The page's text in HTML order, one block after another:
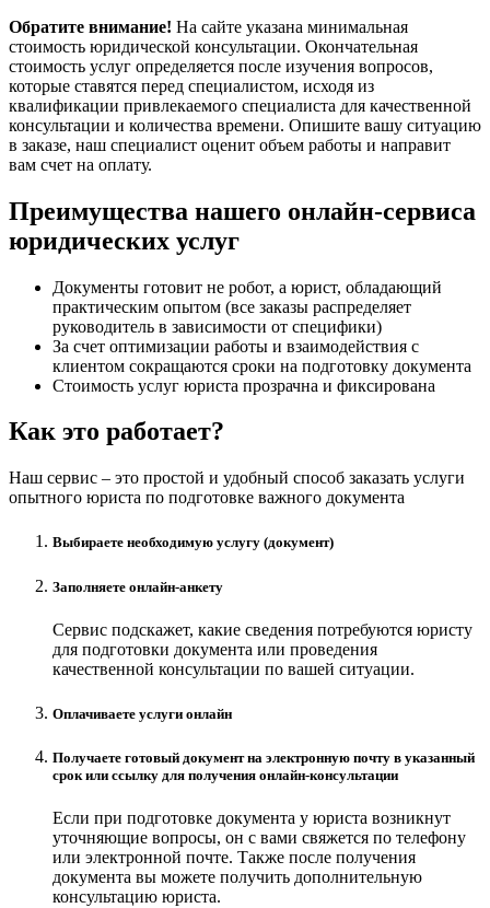
Обратите внимание! На сайте указана минимальная
стоимость юридической консультации. Окончательная
стоимость услуг определяется после изучения вопросов,
которые ставятся перед специалистом, исходя из
квалификации привлекаемого специалиста для качественной
консультации и количества времени. Опишите вашу ситуацию
в заказе, наш специалист оценит объем работы и направит
вам счет на оплату.
Преимущества нашего онлайн-сервиса
юридических услуг
Документы готовит не робот, а юрист, обладающий
практическим опытом (все заказы распределяет
руководитель в зависимости от специфики)
За счет оптимизации работы и взаимодействия с
клиентом сокращаются сроки на подготовку документа
Стоимость услуг юриста прозрачна и фиксирована
Как это работает?
Наш сервис – это простой и удобный способ заказать услуги
опытного юриста по подготовке важного документа
Выбираете необходимую услугу (документ)
Заполняете онлайн-анкету
Сервис подскажет, какие сведения потребуются юристу
для подготовки документа или проведения
качественной консультации по вашей ситуации.
Оплачиваете услуги онлайн
Получаете готовый документ на электронную почту в указанный
срок или ссылку для получения онлайн-консультации
Если при подготовке документа у юриста возникнут
уточняющие вопросы, он с вами свяжется по телефону
или электронной почте. Также после получения
документа вы можете получить дополнительную
консультацию юриста.